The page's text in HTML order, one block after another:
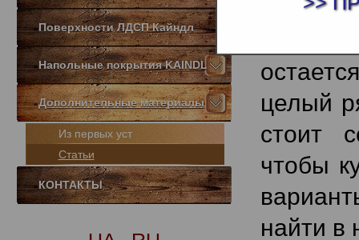
Поверхности ЛДСП Кайндл
Напольные покрытия KAINDL
Дополнительные материалы
Из первых уст
Статьи
КОНТАКТЫ
целый
стоит
чтобы
найти в